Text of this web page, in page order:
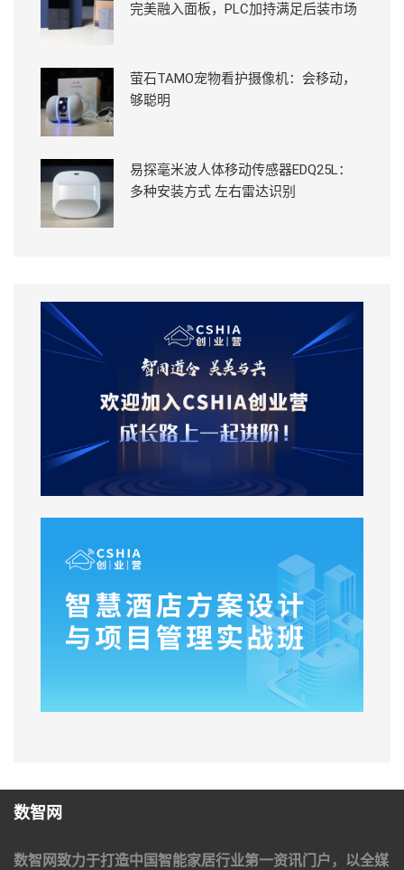
完美融入面板，PLC加持满足后装市场
萤石TAMO宠物看护摄像机：会移动，
够聪明
易探毫米波人体移动传感器EDQ25L：
多种安装方式 左右雷达识别
数智网
数智网致力于打造中国智能家居行业第一资讯门户，以全媒